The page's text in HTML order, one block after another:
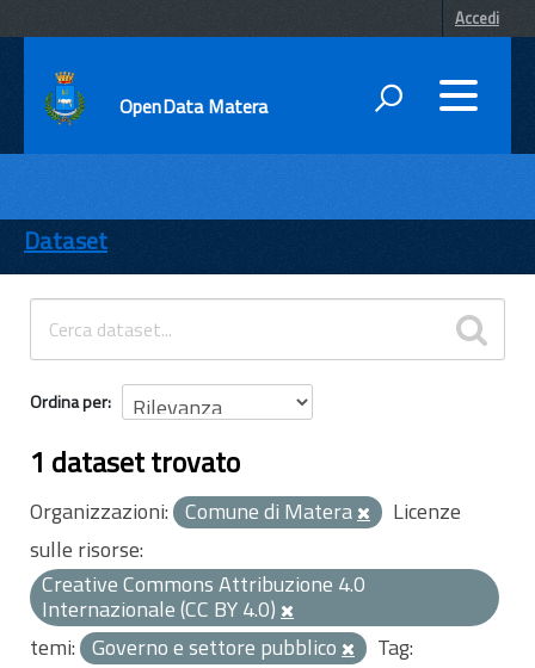
Accedi
OpenData Matera
ENTI
TEMI
INFORMAZIONI
Dataset
Ordina per
1 dataset trovato
Organizzazioni: Comune di Matera
Licenze
sulle risorse:
Creative Commons Attribuzione 4.0
Internazionale (CC BY 4.0)
temi: Governo e settore pubblico
Tag: